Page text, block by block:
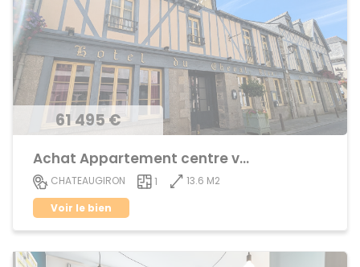
61 495 €
Achat Appartement centre ville
CHATEAUGIRON 1
13.6 M2
Voir le bien